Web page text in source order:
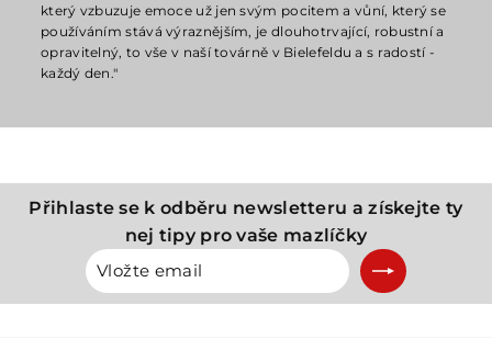
který vzbuzuje emoce už jen svým pocitem a vůní, který se
používáním stává výraznějším, je dlouhotrvající, robustní a
opravitelný, to vše v naší továrně v Bielefeldu a s radostí -
každý den."
Přihlaste se k odběru newsletteru a získejte ty
nej tipy pro vaše mazlíčky
Vložte
email
Přihlásit
se
k